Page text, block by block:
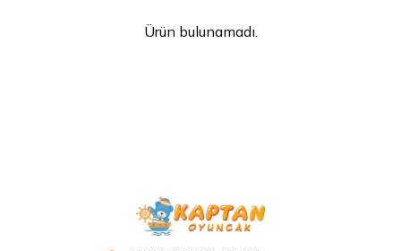
Ürün bulunamadı.